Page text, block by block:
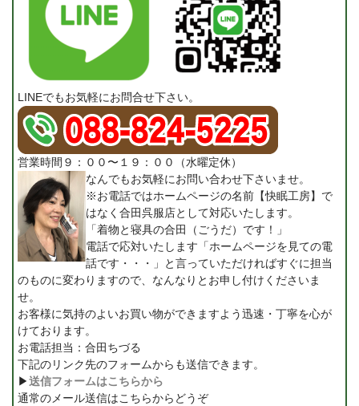
LINEでもお気軽にお問合せ下さい。
営業時間９：００〜１９：００（水曜定休）
なんでもお気軽にお問い合わせ下さいませ。
※お電話ではホームページの名前【快眠工房】で
はなく合田呉服店として対応いたします。
「着物と寝具の合田（ごうだ）です！」
電話で応対いたします「ホームページを見ての電
話です・・・」と言っていただければすぐに担当
のものに変わりますので、なんなりとお申し付けくださいま
せ。
お客様に気持のよいお買い物ができますよう迅速・丁寧を心が
けております。
お電話担当：合田ちづる
下記のリンク先のフォームからも送信できます。
▶送信フォームはこちらから
通常のメール送信はこちらからどうぞ